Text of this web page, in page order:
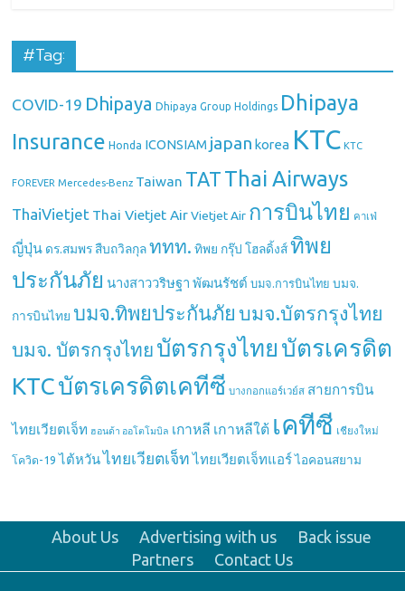
#Tag:
COVID-19 Dhipaya Dhipaya Group Holdings Dhipaya
Insurance Honda ICONSIAM japan korea KTC KTC
FOREVER Mercedes-Benz Taiwan TAT Thai Airways
ThaiVietjet Thai Vietjet Air Vietjet Air การบินไทย คาเฟ่
ญี่ปุ่น ดร.สมพร สืบถวิลกุล ททท. ทิพย กรุ๊ป โฮลดิ้งส์ ทิพย
ประกันภัย นางสาววริษฐา พัฒนรัชต์ บมจ.การบินไทย บมจ.
การบินไทย บมจ.ทิพยประกันภัย บมจ.บัตรกรุงไทย
บมจ. บัตรกรุงไทย บัตรกรุงไทย บัตรเครดิต
KTCบัตรเครดิตเคทีซี บางกอกแอร์เวย์ส สายการบิน
ไทยเวียตเจ็ท ฮอนด้า ออโตโมบิล เกาหลี เกาหลีใต้ เคทีซี เชียงใหม่
โควิด-19 ไต้หวัน ไทยเวียตเจ็ท ไทยเวียตเจ็ทแอร์ ไอคอนสยาม
About Us Advertising with us
Back issue
Partners
Contact Us